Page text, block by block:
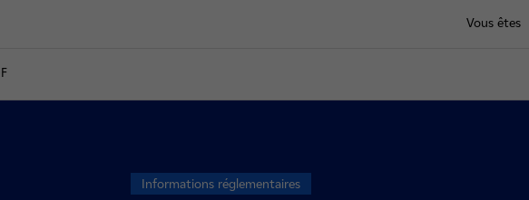
Vous êtes
Informations réglementaires